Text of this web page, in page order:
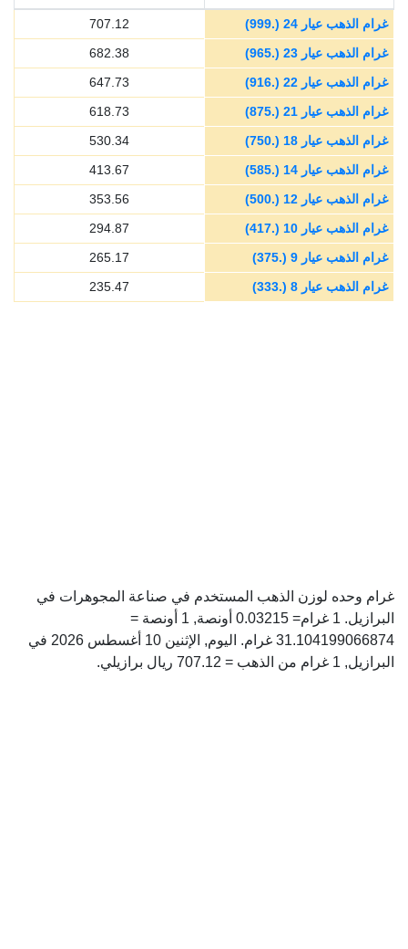
غرام الذهب عيار 24 (.999)
707.12
غرام الذهب عيار 23 (.965)
682.38
غرام الذهب عيار 22 (.916)
647.73
غرام الذهب عيار 21 (.875)
618.73
غرام الذهب عيار 18 (.750)
530.34
غرام الذهب عيار 14 (.585)
413.67
غرام الذهب عيار 12 (.500)
353.56
غرام الذهب عيار 10 (.417)
294.87
غرام الذهب عيار 9 (.375)
265.17
غرام الذهب عيار 8 (.333)
235.47
غرام وحده لوزن الذهب المستخدم في صناعة المجوهرات في
البرازيل. 1 غرام= 0.03215 أونصة, 1 أونصة =
31.104199066874 غرام. اليوم, الإثنين 10 أغسطس 2026 في
البرازيل, 1 غرام من الذهب = 707.12 ريال برازيلي.